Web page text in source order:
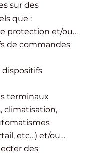
sur des
que :
protection et/ou…
de commandes
dispositifs
terminaux
climatisation,
etc…) et/ou…
des